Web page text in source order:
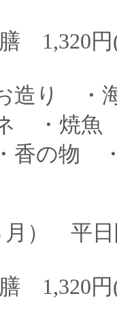
1,320円
・海
・焼魚
物 ・
月） 平日
1,320円